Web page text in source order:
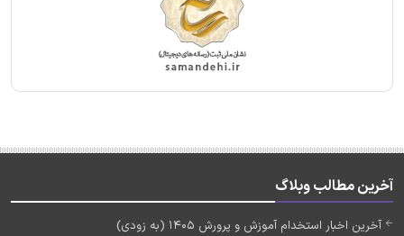
آخرین مطالب وبلاگ
آخرین اخبار استخدام آموزش و پرورش 1405 (به زودی)